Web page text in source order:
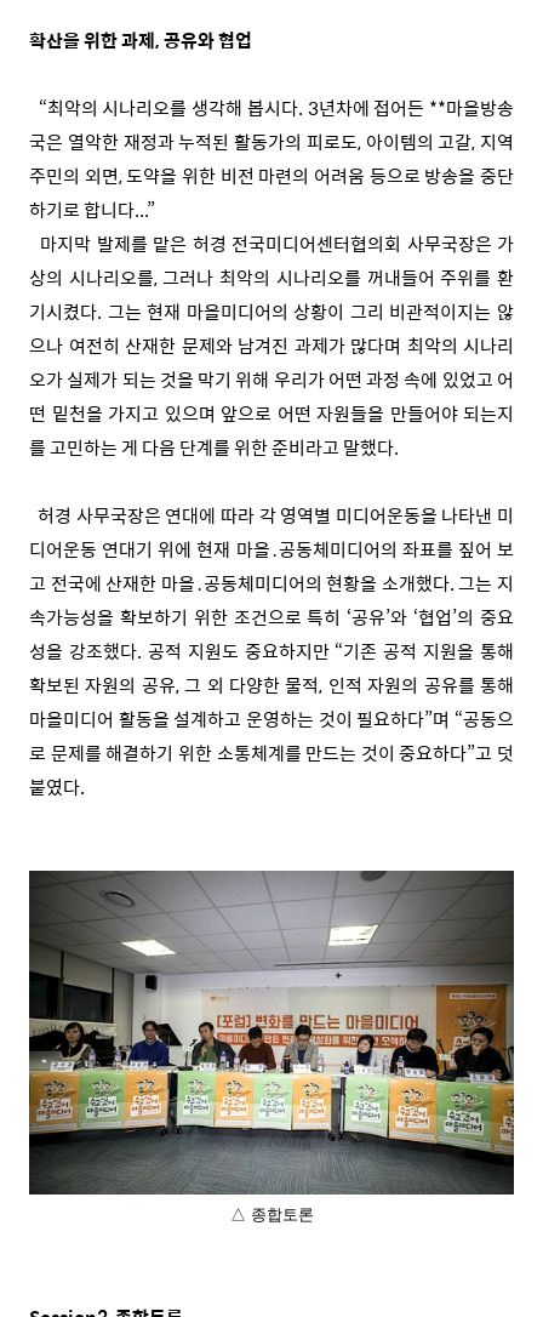
확산을 위한 과제, 공유와 협업
“최악의 시나리오를 생각해 봅시다. 3년차에 접어든 **마을방송
국은 열악한 재정과 누적된 활동가의 피로도, 아이템의 고갈, 지역
주민의 외면, 도약을 위한 비전 마련의 어려움 등으로 방송을 중단
하기로 합니다...”
마지막 발제를 맡은 허경 전국미디어센터협의회 사무국장은 가
상의 시나리오를, 그러나 최악의 시나리오를 꺼내들어 주위를 환
기시켰다. 그는 현재 마을미디어의 상황이 그리 비관적이지는 않
으나 여전히 산재한 문제와 남겨진 과제가 많다며 최악의 시나리
오가 실제가 되는 것을 막기 위해 우리가 어떤 과정 속에 있었고 어
떤 밑천을 가지고 있으며 앞으로 어떤 자원들을 만들어야 되는지
를 고민하는 게 다음 단계를 위한 준비라고 말했다.
허경 사무국장은 연대에 따라 각 영역별 미디어운동을 나타낸 미
디어운동 연대기 위에 현재 마을․공동체미디어의 좌표를 짚어 보
고 전국에 산재한 마을․공동체미디어의 현황을 소개했다. 그는 지
속가능성을 확보하기 위한 조건으로 특히 ‘공유’와 ‘협업’의 중요
성을 강조했다. 공적 지원도 중요하지만 “기존 공적 지원을 통해
확보된 자원의 공유, 그 외 다양한 물적, 인적 자원의 공유를 통해
마을미디어 활동을 설계하고 운영하는 것이 필요하다”며 “공동으
로 문제를 해결하기 위한 소통체계를 만드는 것이 중요하다”고 덧
붙였다.
△ 종합토론